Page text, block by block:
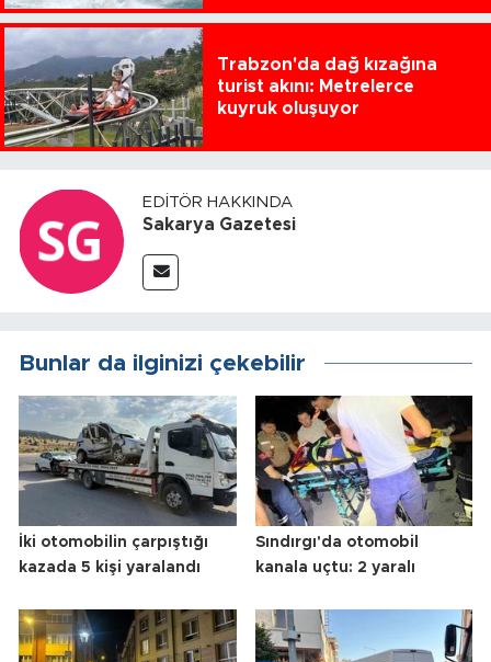
Trabzon'da dağ kızağına
turist akını: Metrelerce
kuyruk oluşuyor
EDITÖR HAKKINDA
Sakarya Gazetesi
Bunlar da ilginizi çekebilir
İki otomobilin çarpıştığı
kazada 5 kişi yaralandı
Sındırgı'da otomobil
kanala uçtu: 2 yaralı